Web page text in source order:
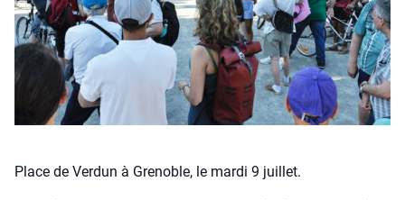
Place de Verdun à Grenoble, le mardi 9 juillet.